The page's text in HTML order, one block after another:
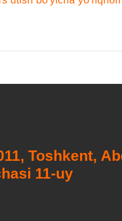
Toshkent,
11-uy